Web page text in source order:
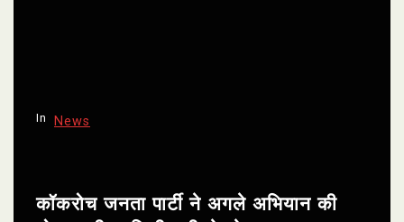
In News
कॉकरोच जनता पार्टी ने अगले अभियान की